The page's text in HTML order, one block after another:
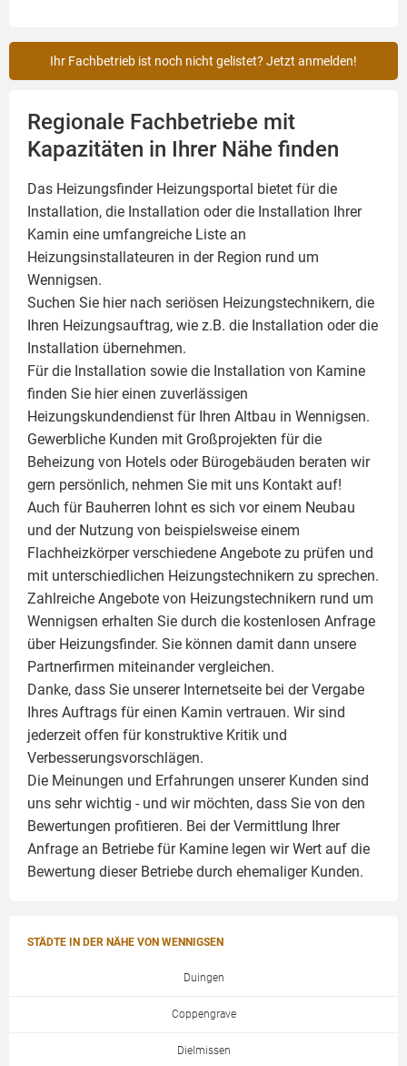
Ihr Fachbetrieb ist noch nicht gelistet? Jetzt anmelden!
Regionale Fachbetriebe mit
Kapazitäten in Ihrer Nähe finden
Das Heizungsfinder Heizungsportal bietet für die
Installation, die Installation oder die Installation Ihrer
Kamin eine umfangreiche Liste an
Heizungsinstallateuren in der Region rund um
Wennigsen.
Suchen Sie hier nach seriösen Heizungstechnikern, die
Ihren Heizungsauftrag, wie z.B. die Installation oder die
Installation übernehmen.
Für die Installation sowie die Installation von Kamine
finden Sie hier einen zuverlässigen
Heizungskundendienst für Ihren Altbau in Wennigsen.
Gewerbliche Kunden mit Großprojekten für die
Beheizung von Hotels oder Bürogebäuden beraten wir
gern persönlich, nehmen Sie mit uns Kontakt auf!
Auch für Bauherren lohnt es sich vor einem Neubau
und der Nutzung von beispielsweise einem
Flachheizkörperverschiedene Angebote zu prüfen und
mit unterschiedlichen Heizungstechnikern zu sprechen.
Zahlreiche Angebote von Heizungstechnikern rund um
Wennigsen erhalten Sie durch die kostenlosen Anfrage
über Heizungsfinder. Sie können damit dann unsere
Partnerfirmen miteinander vergleichen.
Danke, dass Sie unserer Internetseite bei der Vergabe
Ihres Auftrags für einen Kamin vertrauen. Wir sind
jederzeit offen für konstruktive Kritik und
Verbesserungsvorschlägen.
Die Meinungen und Erfahrungen unserer Kunden sind
uns sehr wichtig - und wir möchten, dass Sie von den
Bewertungen profitieren. Bei der Vermittlung Ihrer
Anfrage an Betriebe für Kamine legen wir Wert auf die
Bewertung dieser Betriebe durch ehemaliger Kunden.
STÄDTE IN DER NÄHE VON WENNIGSEN
Duingen
Coppengrave
Dielmissen